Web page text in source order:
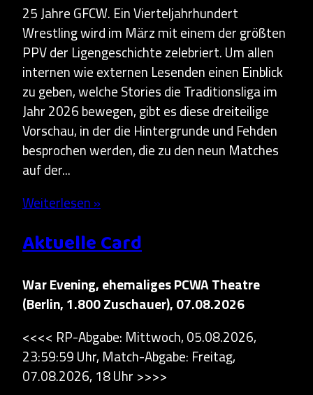
25 Jahre GFCW. Ein Vierteljahrhundert
Wrestling wird im März mit einem der größten
PPV der Ligengeschichte zelebriert. Um allen
internen wie externen Lesenden einen Einblick
zu geben, welche Stories die Traditionsliga im
Jahr 2026 bewegen, gibt es diese dreiteilige
Vorschau, in der die Hintergrunde und Fehden
besprochen werden, die zu den neun Matches
auf der...
Weiterlesen »
Aktuelle Card
War Evening, ehemaliges PCWA Theatre
(Berlin, 1.800 Zuschauer), 07.08.2026
<<<< RP-Abgabe: Mittwoch, 05.08.2026,
23:59:59 Uhr, Match-Abgabe: Freitag,
07.08.2026, 18 Uhr >>>>